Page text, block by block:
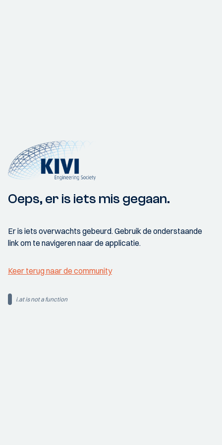
Oeps, er is iets mis gegaan.
Er is iets overwachts gebeurd. Gebruik de onderstaande
link om te navigeren naar de applicatie.
Keer terug naar de community
i.at is not a function